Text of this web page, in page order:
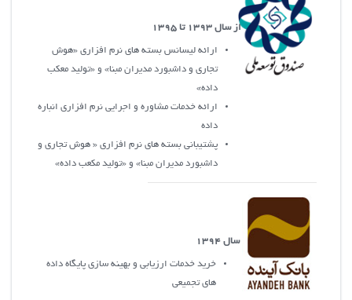
از سال 1393 تا 1395
ارائه ليسانس بسته هاي نرم افزاري «هوش
تجاري و داشبورد مديران مبنا» و «توليد معکب
داده»
ارائه خدمات مشاوره و اجرايي نرم افزاري انباره
داده
پشتيباني بسته هاي نرم افزاري « هوش تجاري و
داشبورد مديران مبنا» و «توليد مکعب داده»
سال 1394
خريد خدمات ارزيابي و بهينه سازي پايگاه داده
هاي تجميعي